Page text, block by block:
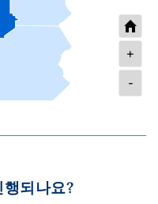
+
-
되나요?